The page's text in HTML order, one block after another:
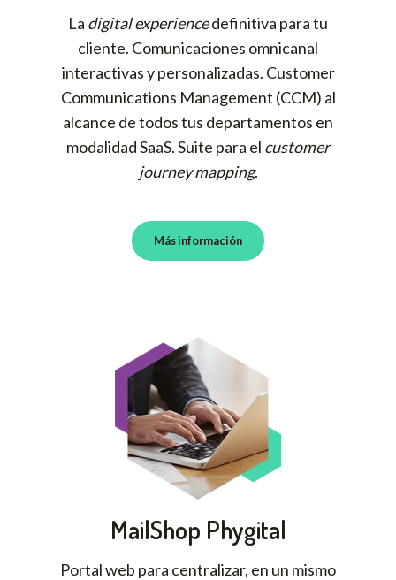
La digital experiencedefinitiva para tu
cliente. Comunicaciones omnicanal
interactivas y personalizadas. Customer
Communications Management (CCM) al
alcance de todos tus departamentos en
modalidad SaaS. Suite para el customer
journey mapping.
Más información
MailShop Phygital
Portal web para centralizar, en un mismo